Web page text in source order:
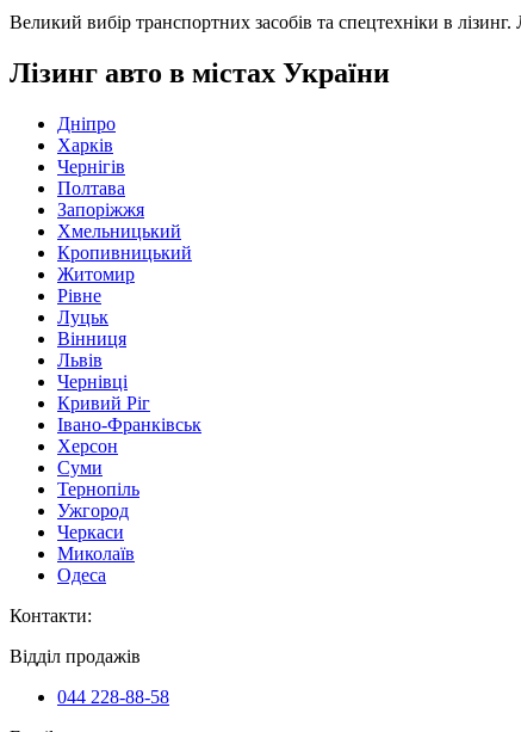
Великий вибір транспортних засобів та спецтехніки в лізинг.
Лізинг авто в містах України
Дніпро
Харків
Чернігів
Полтава
Запоріжжя
Хмельницький
Кропивницький
Житомир
Рівне
Луцьк
Вінниця
Львів
Чернівці
Кривий Ріг
Івано-Франківськ
Херсон
Суми
Тернопіль
Ужгород
Черкаси
Миколаїв
Одеса
Контакти:
Відділ продажів
044 228-88-58